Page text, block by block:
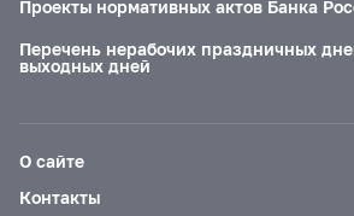
Проекты нормативных актов Банка
Перечень нерабочих праздничных
выходных дней
О сайте
Контакты